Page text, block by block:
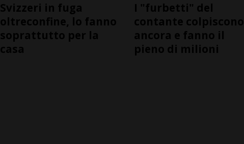
Svizzeri in fuga
oltreconfine, lo fanno
soprattutto per la
casa
I "furbetti" del
contante colpiscono
ancora e fanno il
pieno di milioni